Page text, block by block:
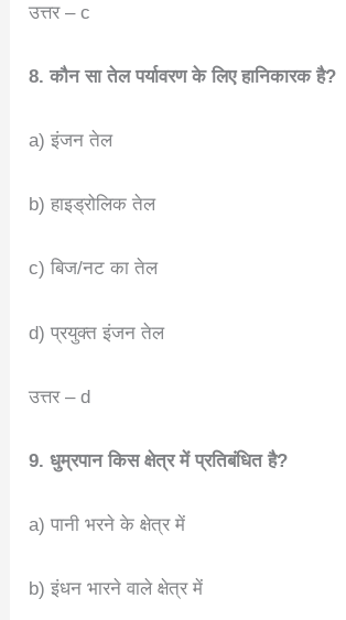
उत्तर – c
8. कौन सा तेल पर्यावरण के लिए हानिकारक है?
a) इंजन तेल
b) हाइड्रोलिक तेल
c) बिज/नट का तेल
d) प्रयुक्त इंजन तेल
उत्तर – d
9. धुम्रपान किस क्षेत्र में प्रतिबंधित है?
a) पानी भरने के क्षेत्र में
b) इंधन भारने वाले क्षेत्र में